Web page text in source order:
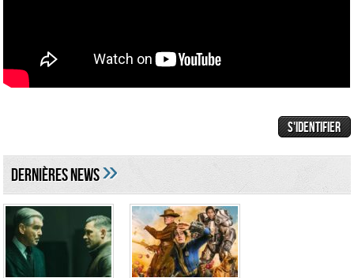
DERNIÈRES NEWS»